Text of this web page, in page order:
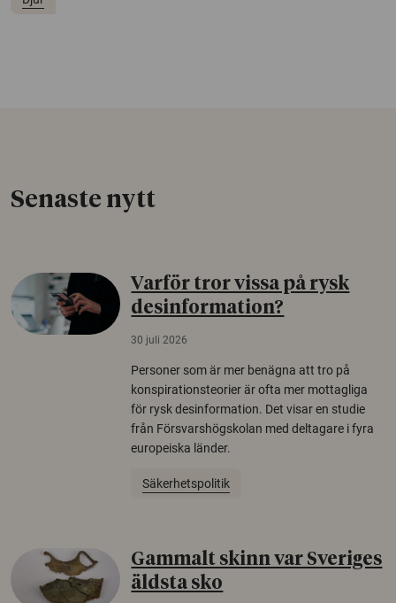
Senaste nytt
Varför tror vissa på rysk
desinformation?
30 juli 2026
Personer som är mer benägna att tro på
konspirationsteorier är ofta mer mottagliga
för rysk desinformation. Det visar en studie
från Försvarshögskolan med deltagare i fyra
europeiska länder.
Säkerhetspolitik
Gammalt skinn var Sveriges
äldsta sko